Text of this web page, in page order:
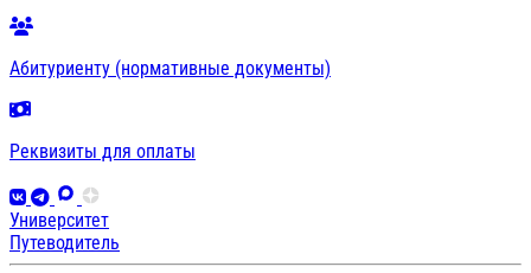
Абитуриенту (нормативные документы)
Реквизиты для оплаты
Университет
Путеводитель